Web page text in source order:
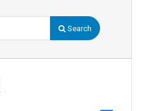
Search